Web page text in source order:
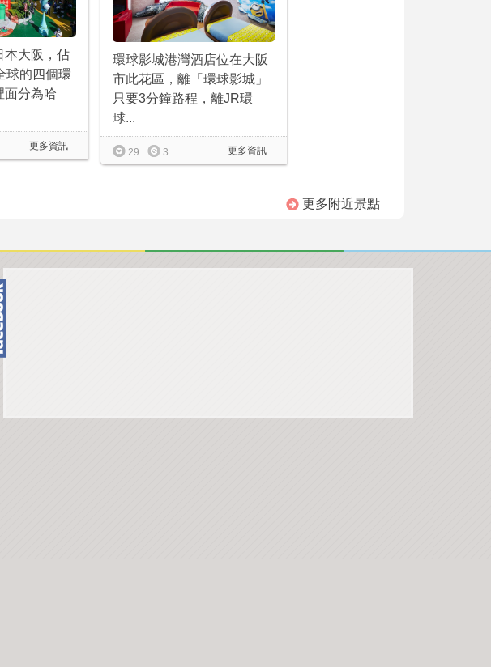
本大阪，佔
球的四個環
面分為哈
更多資訊
環球影城港灣酒店位在大阪
市此花區，離「環球影城」
只要3分鐘路程，離JR環
球...
更多資訊
29 3
更多附近景點